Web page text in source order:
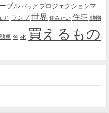
ブル バッグ プロジェクションマ
ア ランプ世界 住みたい 住宅 動物
車色 花 買えるもの